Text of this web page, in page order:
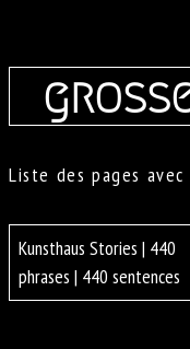
Liste des pages
Kunsthaus Stories | 440
phrases | 440 sentences